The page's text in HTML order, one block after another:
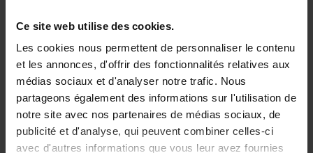
Ce site web utilise des cookies.
Les cookies nous permettent de personnaliser le contenu
et les annonces, d'offrir des fonctionnalités relatives aux
médias sociaux et d'analyser notre trafic. Nous
partageons également des informations sur l'utilisation de
notre site avec nos partenaires de médias sociaux, de
publicité et d'analyse, qui peuvent combiner celles-ci
avec d'autres informations que vous leur avez fournies
En stock
Choisissez la bonne taille
167,90 €